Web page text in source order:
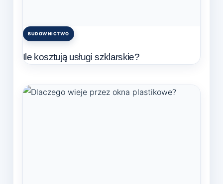
Posted
BUDOWNICTWO
Ile kosztują usługi szklarskie?